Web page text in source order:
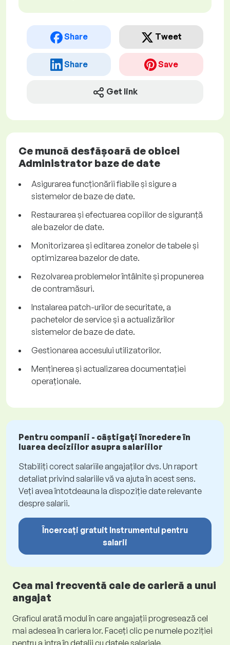
Share Tweet
Share Save
Get link
Ce muncă desfășoară de obicei
Administrator baze de date
Asigurarea funcționării fiabile și sigure a
sistemelor de baze de date.
Restaurarea și efectuarea copiilor de siguranță
ale bazelor de date.
Monitorizarea și editarea zonelor de tabele și
optimizarea bazelor de date.
Rezolvarea problemelor întâlnite și propunerea
de contramăsuri.
Instalarea patch-urilor de securitate, a
pachetelor de service și a actualizărilor
sistemelor de baze de date.
Gestionarea accesului utilizatorilor.
Menținerea și actualizarea documentației
operaționale.
Pentru companii - câștigați încredere în
luarea deciziilor asupra salariilor
Stabiliți corect salariile angajaților dvs. Un raport
detaliat privind salariile vă va ajuta în acest sens.
Veți avea întotdeauna la dispoziție date relevante
despre salarii.
Încercați gratuit Instrumentul pentru
salarii
Cea mai frecventă cale de carieră a unui
angajat
Graficul arată modul în care angajații progresează cel
mai adesea în cariera lor. Faceți clic pe numele poziției